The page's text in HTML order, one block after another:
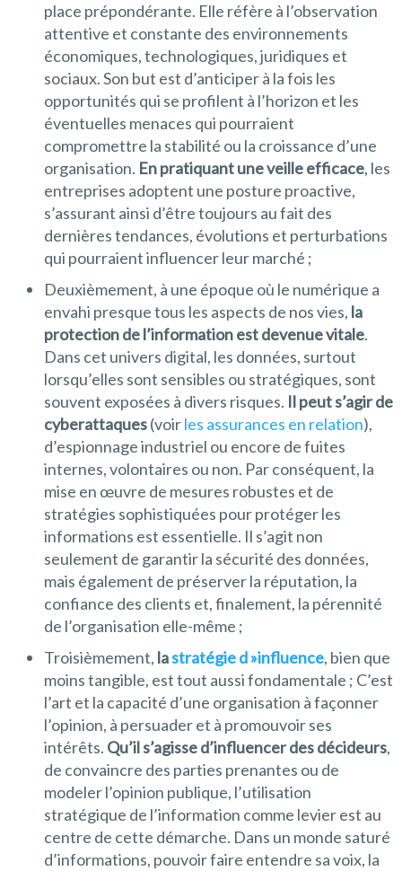
place prépondérante. Elle réfère à l’observation
attentive et constante des environnements
économiques, technologiques, juridiques et
sociaux. Son but est d’anticiper à la fois les
opportunités qui se profilent à l’horizon et les
éventuelles menaces qui pourraient
compromettre la stabilité ou la croissance d’une
organisation. En pratiquant une veille efficace, les
entreprises adoptent une posture proactive,
s’assurant ainsi d’être toujours au fait des
dernières tendances, évolutions et perturbations
qui pourraient influencer leur marché ;
Deuxièmement, à une époque où le numérique a
envahi presque tous les aspects de nos vies, la
protection de l’information est devenue vitale.
Dans cet univers digital, les données, surtout
lorsqu’elles sont sensibles ou stratégiques, sont
souvent exposées à divers risques. Il peut s’agir de
cyberattaques(voirles assurances en relation),
d’espionnage industriel ou encore de fuites
internes, volontaires ou non. Par conséquent, la
mise en œuvre de mesures robustes et de
stratégies sophistiquées pour protéger les
informations est essentielle. Il s’agit non
seulement de garantir la sécurité des données,
mais également de préserver la réputation, la
confiance des clients et, finalement, la pérennité
de l’organisation elle-même ;
Troisièmement, lastratégie d »influence, bien que
moins tangible, est tout aussi fondamentale ; C’est
l’art et la capacité d’une organisation à façonner
l’opinion, à persuader et à promouvoir ses
intérêts. Qu’il s’agisse d’influencer des décideurs,
de convaincre des parties prenantes ou de
modeler l’opinion publique, l’utilisation
stratégique de l’information comme levier est au
centre de cette démarche. Dans un monde saturé
d’informations, pouvoir faire entendre sa voix, la